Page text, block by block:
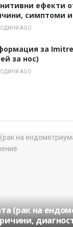
ефекти
симптоми
AGO
за
за нос)
AGO
(рак на